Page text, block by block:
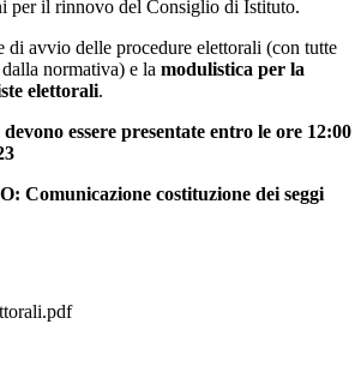
per il rinnovo del Consiglio di Istituto.
di avvio delle procedure elettorali (con tutte
normativa) e la modulistica per la
elettorali.
essere presentate entro le ore 12:00
Comunicazione costituzione dei seggi